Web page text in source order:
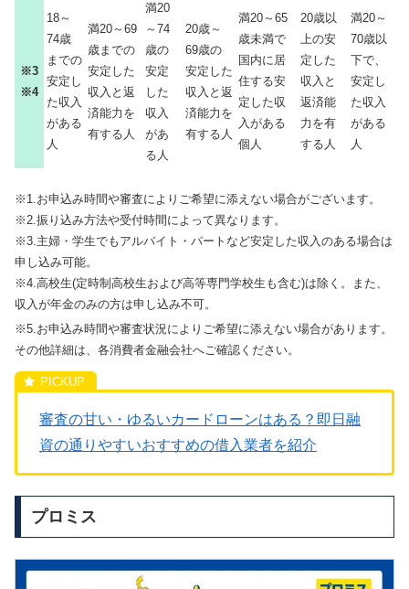
※3
※4
18～
74歳
までの
安定し
た収入
がある
人
満20～69
歳までの
安定した
収入と返
済能力を
有する人
満20
～74
歳の
安定
した
収入
があ
る人
20歳～
69歳の
安定した
収入と返
済能力を
有する人
満20～65
歳未満で
国内に居
住する安
定した収
入がある
個人
20歳以
上の安
定した
収入と
返済能
力を有
する人
満20～
70歳以
下で、
安定し
た収入
がある
人
※1.お申込み時間や審査によりご希望に添えない場合がございます。
※2.振り込み方法や受付時間によって異なります。
※3.主婦・学生でもアルバイト・パートなど安定した収入のある場合は
申し込み可能。
※4.高校生(定時制高校生および高等専門学校生も含む)は除く。また、
収入が年金のみの方は申し込み不可。
※5.お申込み時間や審査状況によりご希望に添えない場合があります。
その他詳細は、各消費者金融会社へご確認ください。
審査の甘い・ゆるいカードローンはある？即日融
資の通りやすいおすすめの借入業者を紹介
プロミス